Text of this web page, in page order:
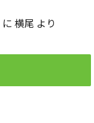
に 横尾 より